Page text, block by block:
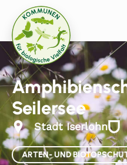
Seilersee
Stadt Iserlohn
ARTEN- UND